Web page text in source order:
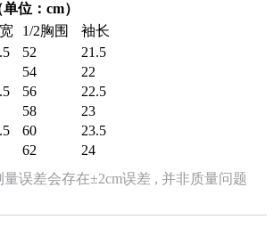
位：cm）
1/2胸围
袖长
52
21.5
54
22
56
22.5
58
23
60
23.5
62
24
误差会存在±2cm误差 , 并非质量问题